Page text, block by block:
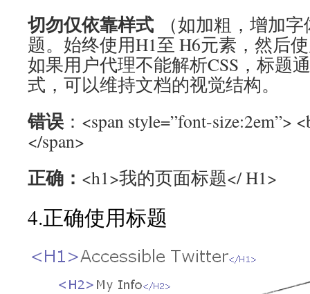
切勿仅依靠​样式 （如加粗，增加
题。始终使用H1至 H6元素，然后
如果用户代理不能解析CSS，标题
式，可以维持文档的视觉结构。
错误 ：<span style=”font-
</span>
正确： <h1>我的页面标题</ H1>
4.正确使用标题